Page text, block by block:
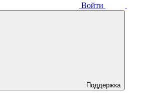
Войти
Поддержка